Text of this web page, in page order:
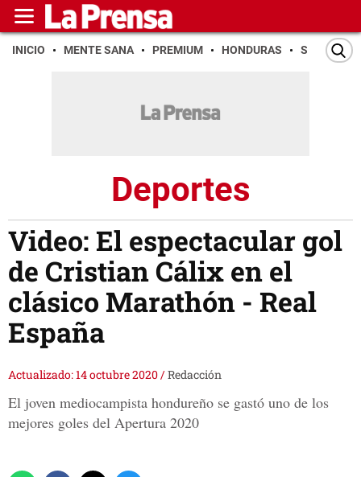
INICIO MENTE SANA PREMIUM HONDURAS SAN PEDRO
Deportes
Video: El espectacular gol
de Cristian Cálix en el
clásico Marathón - Real
España
Actualizado: 14 octubre 2020/Redacción
El joven mediocampista hondureño se gastó uno de los
mejores goles del Apertura 2020